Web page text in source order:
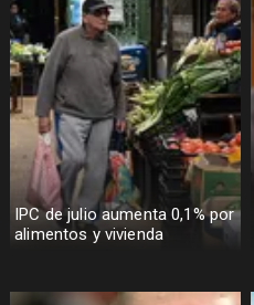
IPC de julio aumenta 0,1% por
alimentos y vivienda